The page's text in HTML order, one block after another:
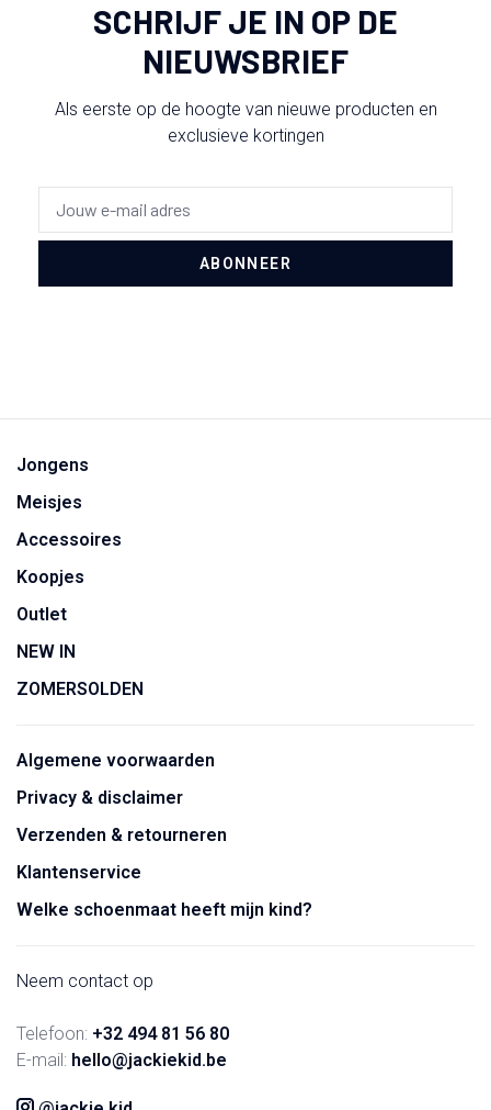
SCHRIJF JE IN OP DE
NIEUWSBRIEF
Als eerste op de hoogte van nieuwe producten en
exclusieve kortingen
ABONNEER
Jongens
Meisjes
Accessoires
Koopjes
Outlet
NEW IN
ZOMERSOLDEN
Algemene voorwaarden
Privacy & disclaimer
Verzenden & retourneren
Klantenservice
Welke schoenmaat heeft mijn kind?
Neem contact op
Telefoon: +32 494 81 56 80
E-mail: hello@jackiekid.be